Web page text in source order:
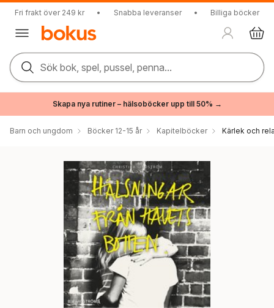
Fri frakt över 249 kr • Snabba leveranser • Billiga böcker
Sök bok, spel, pussel, penna...
Skapa nya rutiner – hälsoböcker upp till 50% →
Barn och ungdom Böcker 12-15 år Kapitelböcker Kärlek och